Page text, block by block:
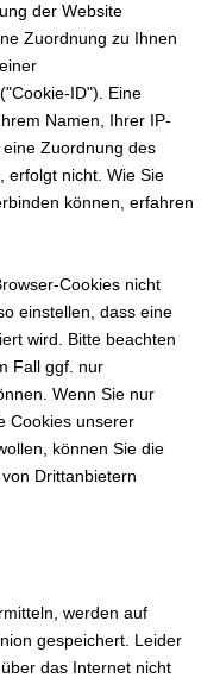
der Website
Zuordnung zu Ihnen
ID"). Eine
Namen, Ihrer IP-
Zuordnung des
erfolgt nicht. Wie Sie
können, erfahren
Cookies nicht
einstellen, dass eine
wird. Bitte beachten
Fall ggf. nur
Wenn Sie nur
Cookies unserer
können Sie die
Drittanbietern
werden auf
gespeichert. Leider
das Internet nicht